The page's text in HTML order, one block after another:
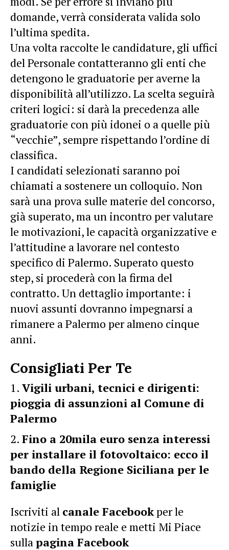
domande, verrà considerata valida solo
l’ultima spedita.
Una volta raccolte le candidature, gli uffici
del Personale contatteranno gli enti che
detengono le graduatorie per averne la
disponibilità all’utilizzo. La scelta seguirà
criteri logici: si darà la precedenza alle
graduatorie con più idonei o a quelle più
“vecchie”, sempre rispettando l’ordine di
classifica.
I candidati selezionati saranno poi
chiamati a sostenere un colloquio. Non
sarà una prova sulle materie del concorso,
già superato, ma un incontro per valutare
le motivazioni, le capacità organizzative e
l’attitudine a lavorare nel contesto
specifico di Palermo. Superato questo
step, si procederà con la firma del
contratto. Un dettaglio importante: i
nuovi assunti dovranno impegnarsi a
rimanere a Palermo per almeno cinque
anni.
Consigliati Per Te
Vigili urbani, tecnici e dirigenti:
pioggia di assunzioni al Comune di
Palermo
Fino a 20mila euro senza interessi
per installare il fotovoltaico: ecco il
bando della Regione Siciliana per le
famiglie
Iscriviti al canale Facebookper le
notizie in tempo reale e metti Mi Piace
sullapagina Facebook